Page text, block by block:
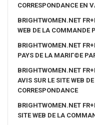
CORRESPONDANCE EN
BRIGHTWOMEN.NET
WEB DE LA COMMANDE
BRIGHTWOMEN.NET
PAYS DE LA MARIГ©E
BRIGHTWOMEN.NET
AVIS SUR LE SITE WEB
CORRESPONDANCE
BRIGHTWOMEN.NET
SITE WEB DE LA